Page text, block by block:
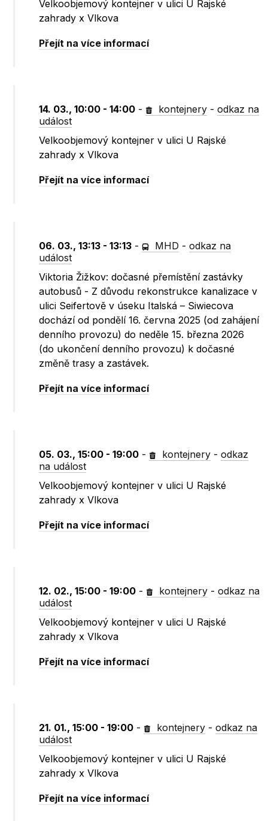
Velkoobjemový kontejner v ulici U Rajské
zahrady x Vlkova
Přejít na více informací
14. 03., 10:00 - 14:00 - kontejnery -odkaz na
událost
Velkoobjemový kontejner v ulici U Rajské
zahrady x Vlkova
Přejít na více informací
06. 03., 13:13 - 13:13 - MHD -odkaz na
událost
Viktoria Žižkov: dočasné přemístění zastávky
autobusů - Z důvodu rekonstrukce kanalizace v
ulici Seifertově v úseku Italská – Siwiecova
dochází od pondělí 16. června 2025 (od zahájení
denního provozu) do neděle 15. března 2026
(do ukončení denního provozu) k dočasné
změně trasy a zastávek.
Přejít na více informací
05. 03., 15:00 - 19:00 - kontejnery -odkaz
na událost
Velkoobjemový kontejner v ulici U Rajské
zahrady x Vlkova
Přejít na více informací
12. 02., 15:00 - 19:00 - kontejnery -odkaz na
událost
Velkoobjemový kontejner v ulici U Rajské
zahrady x Vlkova
Přejít na více informací
21. 01., 15:00 - 19:00 - kontejnery -odkaz na
událost
Velkoobjemový kontejner v ulici U Rajské
zahrady x Vlkova
Přejít na více informací